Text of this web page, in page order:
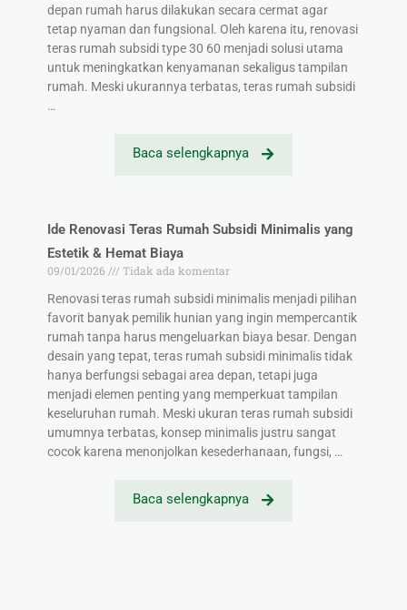
depan rumah harus dilakukan secara cermat agar
tetap nyaman dan fungsional. Oleh karena itu, renovasi
teras rumah subsidi type 30 60 menjadi solusi utama
untuk meningkatkan kenyamanan sekaligus tampilan
rumah. Meski ukurannya terbatas, teras rumah subsidi
…
Baca selengkapnya
Ide Renovasi Teras Rumah Subsidi Minimalis yang
Estetik & Hemat Biaya
09/01/2026
Tidak ada komentar
Renovasi teras rumah subsidi minimalis menjadi pilihan
favorit banyak pemilik hunian yang ingin mempercantik
rumah tanpa harus mengeluarkan biaya besar. Dengan
desain yang tepat, teras rumah subsidi minimalis tidak
hanya berfungsi sebagai area depan, tetapi juga
menjadi elemen penting yang memperkuat tampilan
keseluruhan rumah. Meski ukuran teras rumah subsidi
umumnya terbatas, konsep minimalis justru sangat
cocok karena menonjolkan kesederhanaan, fungsi, …
Baca selengkapnya